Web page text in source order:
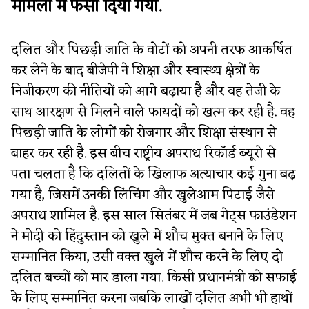
मामलों में फंसा दिया गया.
दलित और पिछड़ी जाति के वोटों को अपनी तरफ आकर्षित
कर लेने के बाद बीजेपी ने शिक्षा और स्वास्थ्य क्षेत्रों के
निजीकरण की नीतियों को आगे बढ़ाया है और वह तेजी के
साथ आरक्षण से मिलने वाले फायदों को खत्म कर रही है. वह
पिछड़ी जाति के लोगों को रोजगार और शिक्षा संस्थान से
बाहर कर रही है. इस बीच राष्ट्रीय अपराध रिकॉर्ड ब्यूरो से
पता चलता है कि दलितों के खिलाफ अत्याचार कई गुना बढ़
गया है, जिसमें उनकी लिंचिंग और खुलेआम पिटाई जैसे
अपराध शामिल है. इस साल सितंबर में जब गेट्स फाउंडेशन
ने मोदी को हिंदुस्तान को खुले में शौच मुक्त बनाने के लिए
सम्मानित किया, उसी वक्त खुले में शौच करने के लिए दो
दलित बच्चों को मार डाला गया. किसी प्रधानमंत्री को सफाई
के लिए सम्मानित करना जबकि लाखों दलित अभी भी हाथों